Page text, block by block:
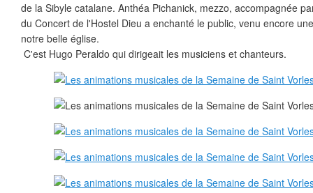
de la Sibyle catalane. Anthéa Pichanick, mezzo, accompagnée
du Concert de l'Hostel Dieu a enchanté le public, venu encore
notre belle église.
C'est Hugo Peraldo qui dirigeait les musiciens et chanteurs.